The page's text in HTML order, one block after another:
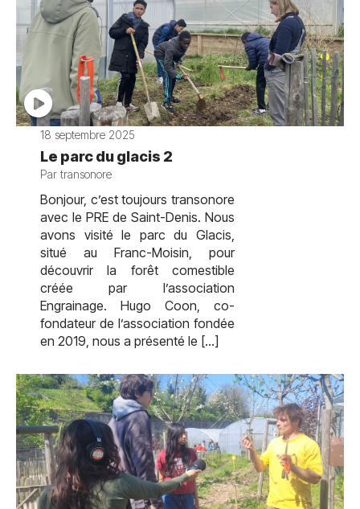
18 septembre 2025
Le parc du glacis 2
Par transonore
Bonjour, c’est toujours transonore
avec le PRE de Saint-Denis. Nous
avons visité le parc du Glacis,
situé au Franc-Moisin, pour
découvrir la forêt comestible
créée par l’association
Engrainage. Hugo Coon, co-
fondateur de l’association fondée
en 2019, nous a présenté le […]